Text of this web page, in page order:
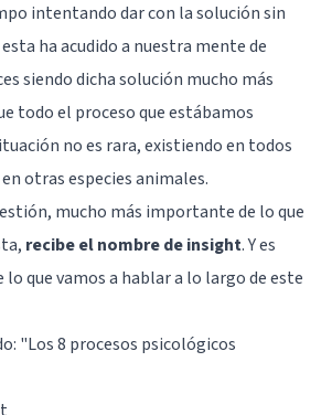
intentando dar con la solución sin
ha acudido a nuestra mente de
siendo dicha solución mucho más
todo el proceso que estábamos
no es rara, existiendo en todos
otras especies animales.
mucho más importante de lo que
recibe el nombre de insight. Y es
que vamos a hablar a lo largo de este
"Los 8 procesos psicológicos